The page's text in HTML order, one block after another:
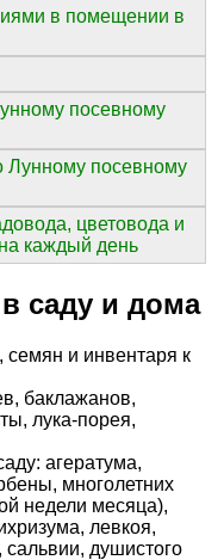
в помещении в
посевному
Лунному посевному
цветовода и
каждый день
саду и дома
семян и инвентаря к
баклажанов,
лука-порея,
агератума,
многолетних
недели месяца),
левкоя,
сальвии, душистого